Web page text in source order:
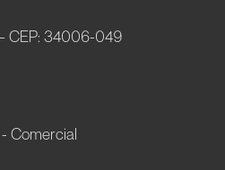
CEP: 34006-049
Comercial